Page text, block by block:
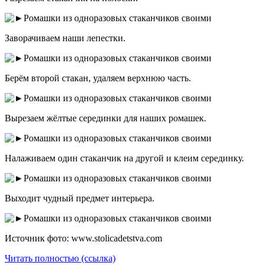
Заворачиваем наши лепестки.
Берём второй стакан, удаляем верхнюю часть.
Вырезаем жёлтые серединки для наших ромашек.
Налаживаем один стаканчик на другой и клеим серединку.
Выходит чудный предмет интерьера.
Источник фото: www.stolicadetstva.com
Читать полностью (ссылка)